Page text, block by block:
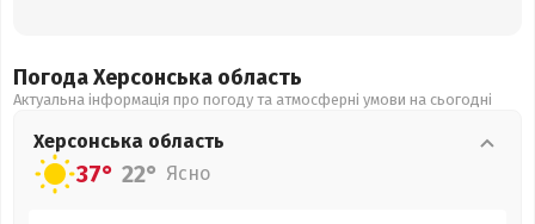
Погода Херсонська область
Актуальна інформація про погоду та атмосферні умови на сьогодні
Херсонська область
37° 22° Ясно